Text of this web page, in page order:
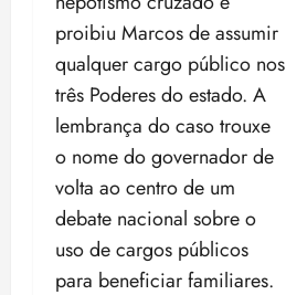
proibiu Marcos de assumir
qualquer cargo público nos
três Poderes do estado. A
lembrança do caso trouxe
o nome do governador de
volta ao centro de um
debate nacional sobre o
uso de cargos públicos
para beneficiar familiares.